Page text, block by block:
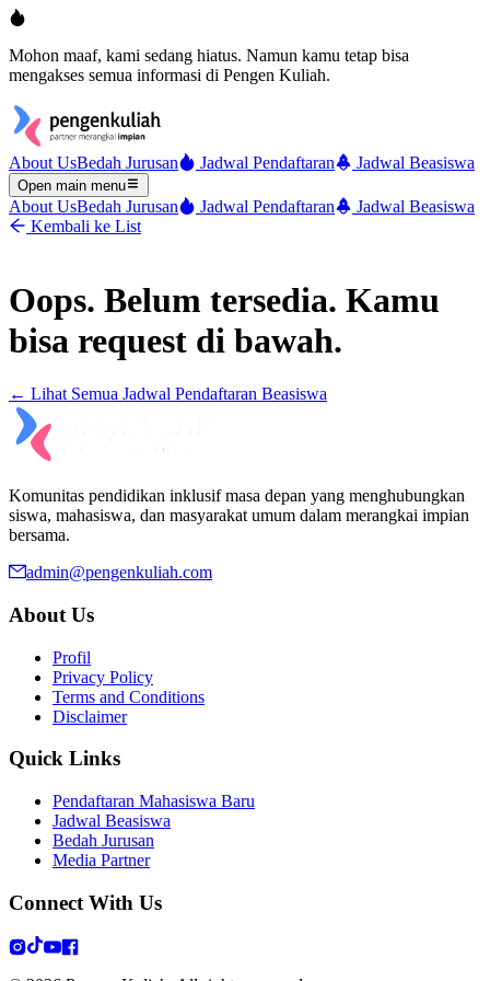
Mohon maaf, kami sedang hiatus. Namun kamu tetap bisa
mengakses semua informasi di Pengen Kuliah.
About UsBedah Jurusan Jadwal Pendaftaran Jadwal Beasiswa
Open main menu
About UsBedah Jurusan Jadwal Pendaftaran
Jadwal Beasiswa
Kembali ke List
Oops. Belum tersedia. Kamu
bisa request di bawah.
← Lihat Semua Jadwal Pendaftaran Beasiswa
Komunitas pendidikan inklusif masa depan yang menghubungkan
siswa, mahasiswa, dan masyarakat umum dalam merangkai impian
bersama.
admin@pengenkuliah.com
About Us
Profil
Privacy Policy
Terms and Conditions
Disclaimer
Quick Links
Pendaftaran Mahasiswa Baru
Jadwal Beasiswa
Bedah Jurusan
Media Partner
Connect With Us